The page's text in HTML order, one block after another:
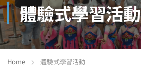
體驗式學習活動
Home 體驗式學習活動